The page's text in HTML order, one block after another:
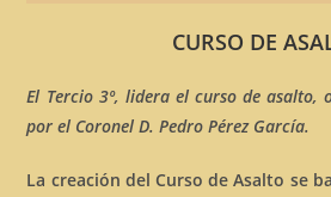
CURSO DE
El Tercio 3º, lidera el curso de asalto,
por el Coronel D. Pedro Pérez García.
La creación del Curso de Asalto se